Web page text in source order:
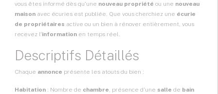
vous êtes informé dès qu'une nouveau propriété ou une nouveau
maison avec écuries est publiée. Que vous cherchiez une écurie
de propriétaires active ou un bien à rénover entièrement, vous
recevez l'information en temps réel.
Descriptifs Détaillés
Chaque annonce présente les atouts du bien :
Habitation : Nombre de chambre, présence d'une salle de bain